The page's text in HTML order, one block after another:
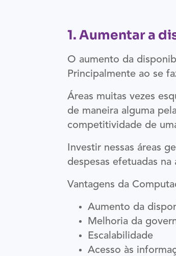
1. Aumentar a
O aumento da
Principalmente ao se
Áreas muitas vezes
de maneira alguma
competitividade de
Investir nessas áreas
despesas efetuadas
Vantagens da
Aumento da
Melhoria da
Escalabilidade
Acesso às